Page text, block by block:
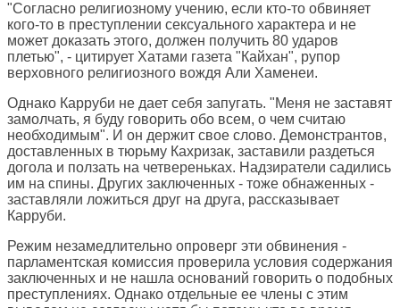
"Согласно религиозному учению, если кто-то обвиняет
кого-то в преступлении сексуального характера и не
может доказать этого, должен получить 80 ударов
плетью", - цитирует Хатами газета "Кайхан", рупор
верховного религиозного вождя Али Хаменеи.
Однако Карруби не дает себя запугать. "Меня не заставят
замолчать, я буду говорить обо всем, о чем считаю
необходимым". И он держит свое слово. Демонстрантов,
доставленных в тюрьму Кахризак, заставили раздеться
догола и ползать на четвереньках. Надзиратели садились
им на спины. Других заключенных - тоже обнаженных -
заставляли ложиться друг на друга, рассказывает
Карруби.
Режим незамедлительно опроверг эти обвинения -
парламентская комиссия проверила условия содержания
заключенных и не нашла оснований говорить о подобных
преступлениях. Однако отдельные ее члены с этим